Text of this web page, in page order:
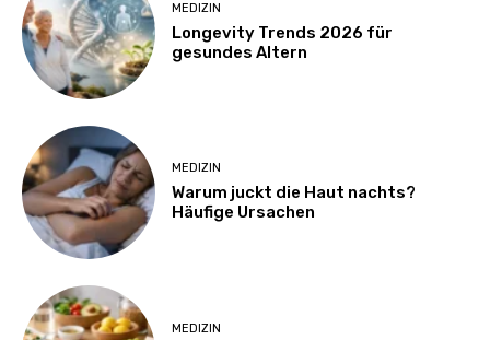
MEDIZIN
Longevity Trends 2026 für
gesundes Altern
MEDIZIN
Warum juckt die Haut nachts?
Häufige Ursachen
MEDIZIN